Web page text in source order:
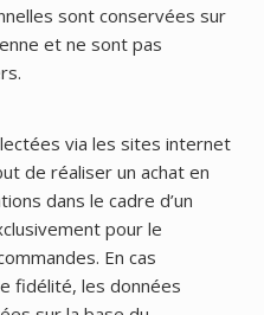
sont conservées sur
et ne sont pas
via les sites internet
de réaliser un achat en
dans le cadre d’un
pour le
En cas
fidélité, les données